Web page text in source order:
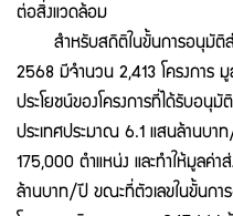
ต่อสิ่งแวดล้อม
สำหรับสถิติในขั้นการอนุมัติส่ง
2568 มีจำนวน 2,413 โครงการ มู
ประโยชน์ของโครงการที่ได้รับอนุมั
ประเทศประมาณ 6.1 แสนล้านบา
175,000 ตำแหน่ง และทำให้มูลค่า
ล้านบาท/ปี ขณะที่ตัวเลขในขั้นกา